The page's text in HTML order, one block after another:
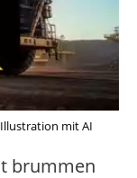
mit AI
brummen